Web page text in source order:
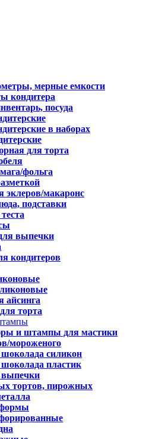
мерные емкости
кондитера
посуда
в наборах
для торта
фольга
эклеров/макаронс
подставки
выпечки
кондитеров
айсинга
торта
и штампы для мастики
мороженого
силикон
пластик
тортов, пирожных